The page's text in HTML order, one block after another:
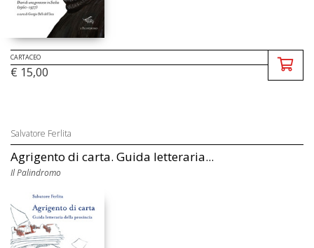
CARTACEO
€ 15,00
Salvatore Ferlita
Agrigento di carta. Guida letteraria...
Il Palindromo